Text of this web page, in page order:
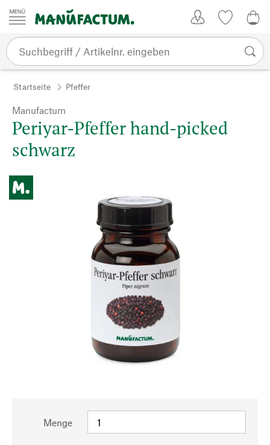
Zum Inhalt springen
Startseite Pfeffer
Manufactum
Periyar-Pfeffer hand-picked
schwarz
Menge